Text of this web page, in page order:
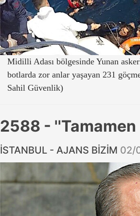
Midilli Adası bölgesinde Yunan
botlarda zor anlar yaşayan 231
Sahil Güvenlik)
2588 -
İSTANBUL - AJANS BİZİM 02/